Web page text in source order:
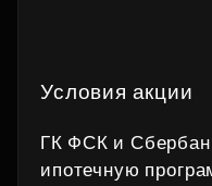
Условия акции
ГК ФСК и
ипотечную